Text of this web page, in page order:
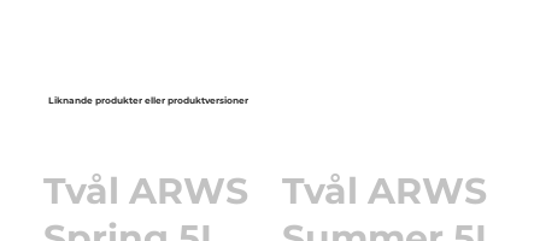
Liknande produkter eller produktversioner
Tvål ARWS
Tvål ARWS